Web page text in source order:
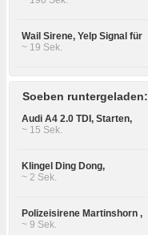
Wail Sirene, Yelp Signal für
~ 19 Sek.
Soeben runtergeladen:
Audi A4 2.0 TDI, Starten,
~ 15 Sek.
Klingel Ding Dong,
~ 2 Sek.
Polizeisirene Martinshorn ,
~ 9 Sek.